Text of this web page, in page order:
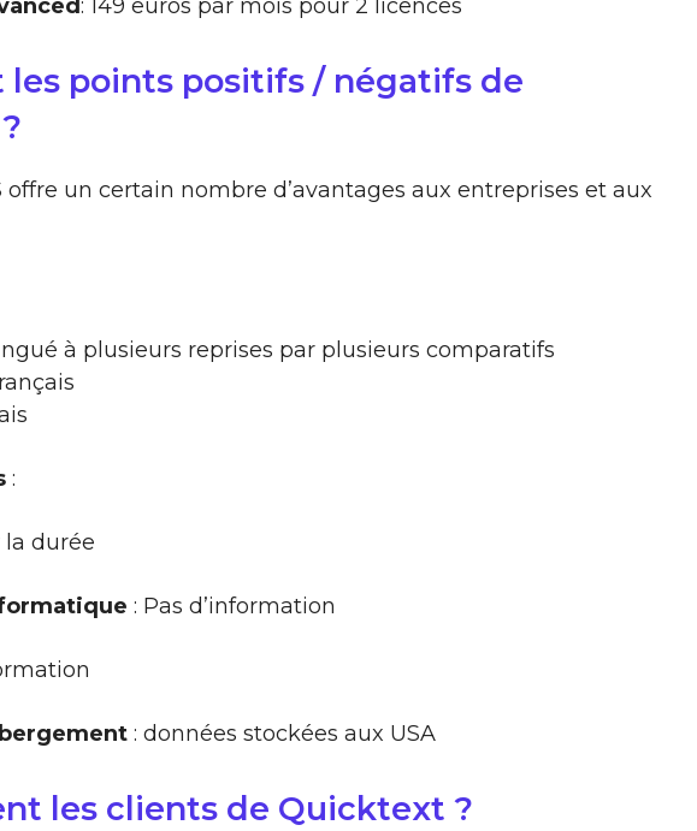
: 149 euros par mois pour 2 licences
les points positifs / négatifs de
offre un certain nombre d’avantages aux entreprises et aux
à plusieurs reprises par plusieurs comparatifs
:
la durée
: Pas d’information
: données stockées aux USA
les clients de Quicktext ?